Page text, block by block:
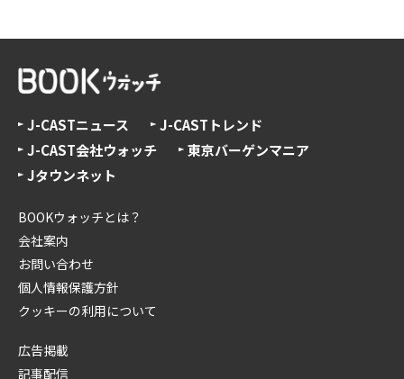
J-CASTニュース
J-CASTトレンド
J-CAST会社ウォッチ
東京バーゲンマニア
Jタウンネット
BOOKウォッチとは？
会社案内
お問い合わせ
個人情報保護方針
クッキーの利用について
広告掲載
記事配信